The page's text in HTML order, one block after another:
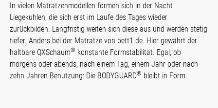
In vielen Matratzenmodellen formen sich in der Nacht
Liegekuhlen, die sich erst im Laufe des Tages wieder
zurückbilden. Langfristig weiten sich diese aus und werden stetig
tiefer. Anders bei der Matratze von bett1.de. Hier gewährt der
haltbare QXSchaum® konstante Form­stabi­lität. Egal, ob
morgens oder abends, nach einem Tag, einem Jahr oder nach
zehn Jahren Benutzung: Die BODYGUARD® bleibt in Form.